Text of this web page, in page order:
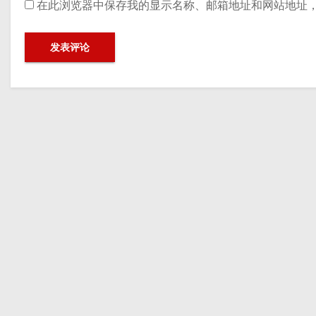
在此浏览器中保存我的显示名称、邮箱地址和网站地址